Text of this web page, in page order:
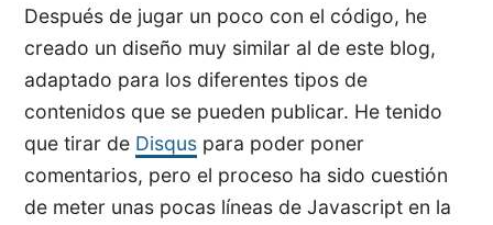
Después de jugar un poco con el código, he
creado un diseño muy similar al de este blog,
adaptado para los diferentes tipos de
contenidos que se pueden publicar. He tenido
que tirar de Disqus para poder poner
comentarios, pero el proceso ha sido cuestión
de meter unas pocas líneas de Javascript en la